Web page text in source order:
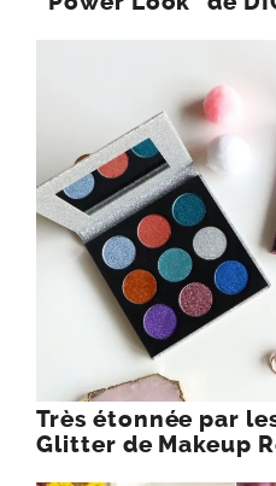
Très étonnée par
Glitter de Makeup